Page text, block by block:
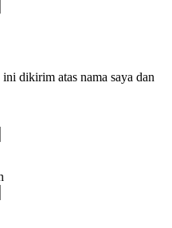
dikirim atas nama saya dan